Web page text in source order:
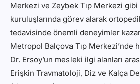
Merkezi ve Zeybek Tıp Merkezi gibi
kuruluşlarında görev alarak
tedavisinde önemli deneyimler
Metropol Balçova Tıp Merkezi’nde
Dr. Ersoy’un mesleki ilgi alanları
Erişkin Travmatoloji, Diz ve Kalça